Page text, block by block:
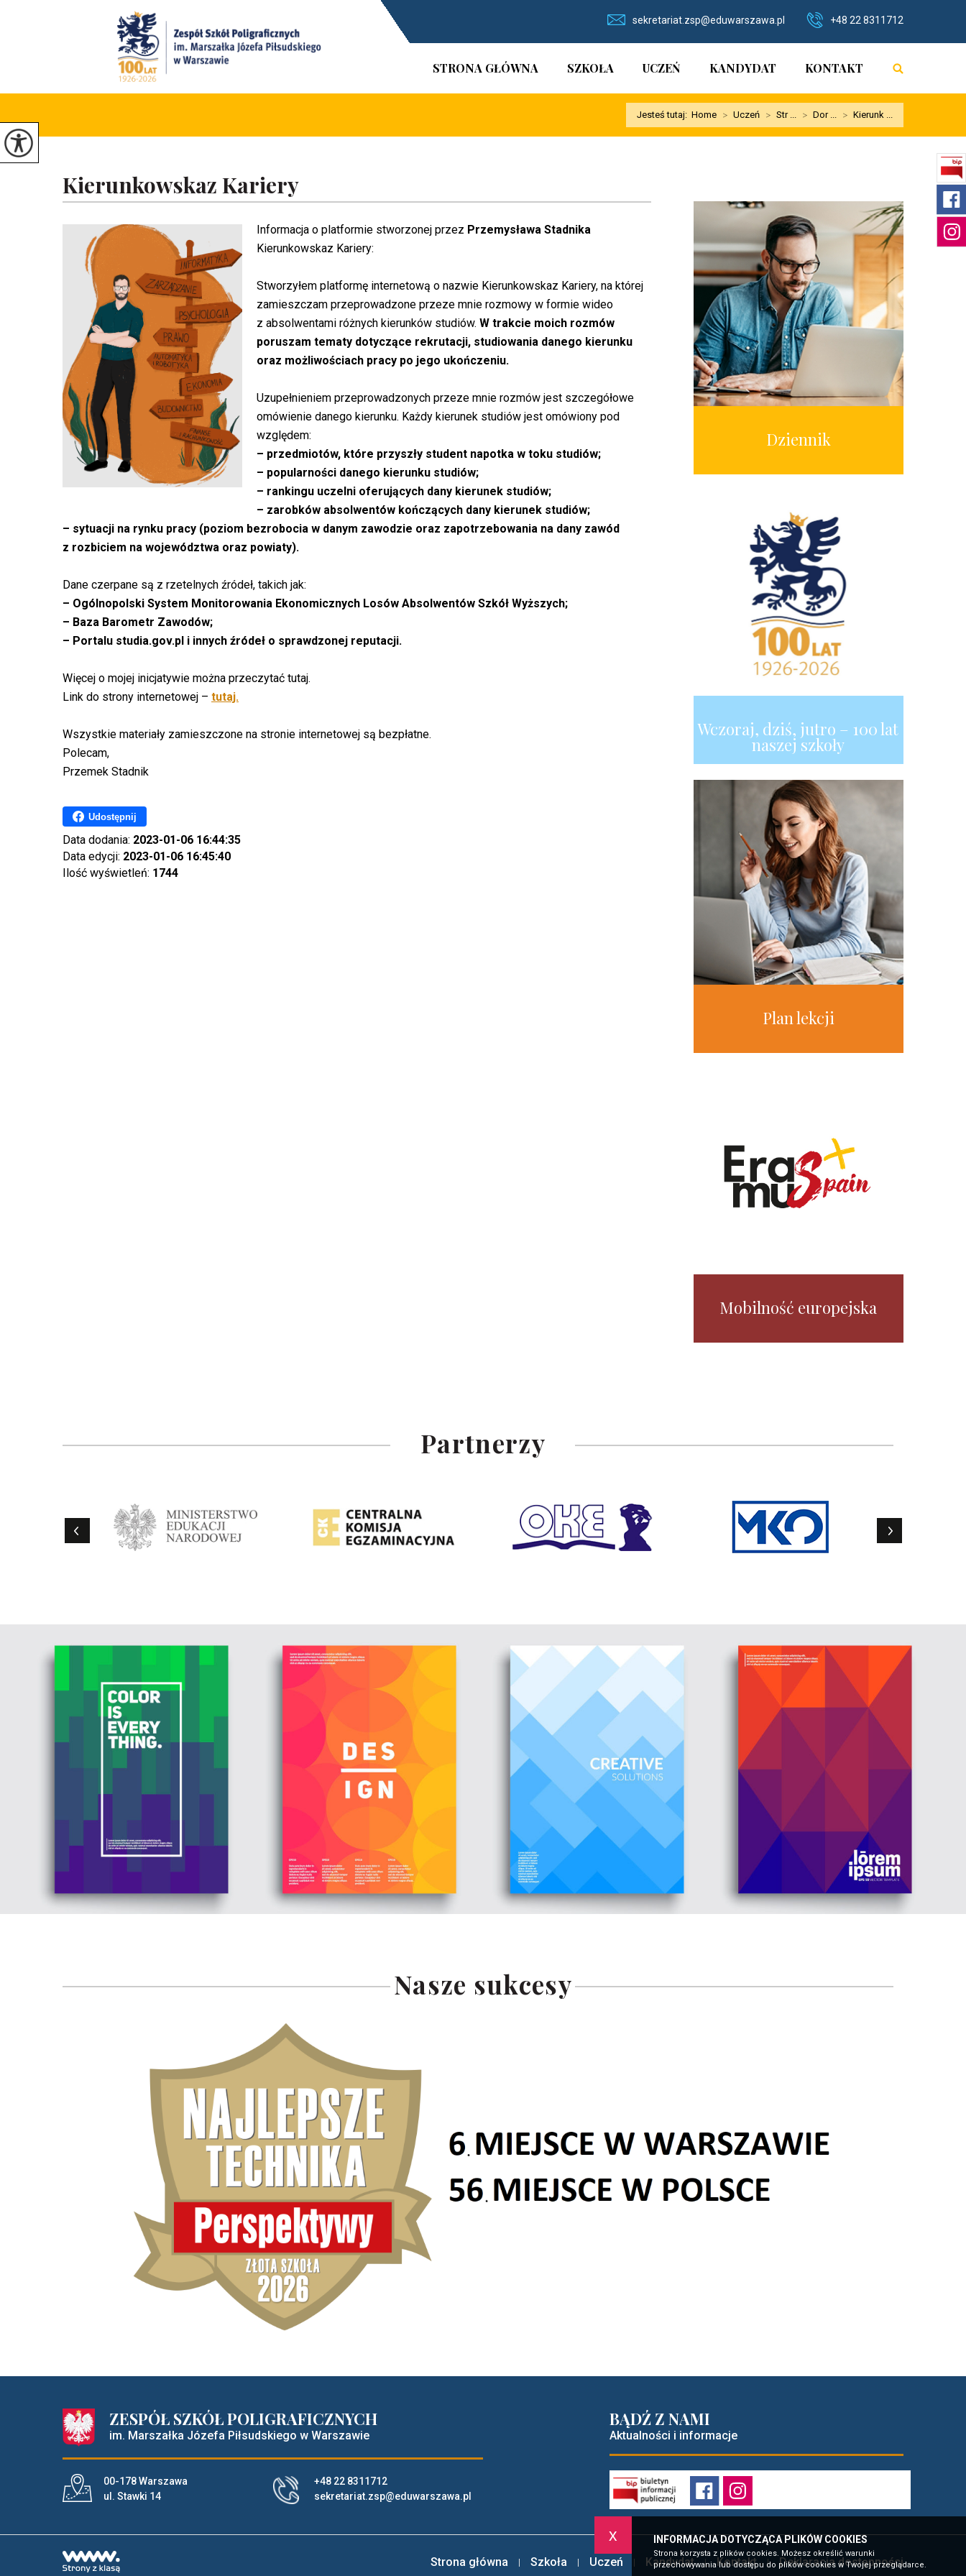
x INFORMACJA DOTYCZĄCA PLIKÓW COOKIES
Strona korzysta z plików cookies. Możesz określić warunki
przechowywania lub dostępu do plików cookies w Twojej przeglądarce.
sekretariat.zsp@eduwarszawa.pl +48 22 8311712
STRONA GŁÓWNA SZKOŁA UCZEŃ KANDYDAT KONTAKT
Jesteś tutaj: Home > Uczeń > Str ... > Dor ... > Kierunk ...
Kierunkowskaz Kariery
Informacja o platformie stworzonej przez Przemysława Stadnika
Kierunkowskaz Kariery:
Stworzyłem platformę internetową o nazwie Kierunkowskaz Kariery, na której
zamieszczam przeprowadzone przeze mnie rozmowy w formie wideo
z absolwentami różnych kierunków studiów. W trakcie moich rozmów
poruszam tematy dotyczące rekrutacji, studiowania danego kierunku
oraz możliwościach pracy po jego ukończeniu.
Uzupełnieniem przeprowadzonych przeze mnie rozmów jest szczegółowe
omówienie danego kierunku. Każdy kierunek studiów jest omówiony pod
względem:
– przedmiotów, które przyszły student napotka w toku studiów;
– popularności danego kierunku studiów;
– rankingu uczelni oferujących dany kierunek studiów;
– zarobków absolwentów kończących dany kierunek studiów;
– sytuacji na rynku pracy (poziom bezrobocia w danym zawodzie oraz zapotrzebowania na dany zawód
z rozbiciem na województwa oraz powiaty).
Dane czerpane są z rzetelnych źródeł, takich jak:
– Ogólnopolski System Monitorowania Ekonomicznych Losów Absolwentów Szkół Wyższych;
– Baza Barometr Zawodów;
– Portalu studia.gov.pl i innych źródeł o sprawdzonej reputacji.
Więcej o mojej inicjatywie można przeczytać tutaj.
Link do strony internetowej – tutaj.
Wszystkie materiały zamieszczone na stronie internetowej są bezpłatne.
Polecam,
Przemek Stadnik
Udostępnij
Data dodania: 2023-01-06 16:44:35
Data edycji: 2023-01-06 16:45:40
Ilość wyświetleń: 1744
Dziennik
Wczoraj, dziś, jutro – 100 lat
naszej szkoły
Plan lekcji
Mobilność europejska
Partnerzy
Nasze sukcesy
ZESPÓŁ SZKÓŁ POLIGRAFICZNYCH
im. Marszałka Józefa Piłsudskiego w Warszawie
Adres pocztowy:
00-178 Warszawa
ul. Stawki 14
+48 22 8311712
sekretariat.zsp@eduwarszawa.pl
BĄDŹ Z NAMI
Aktualności i informacje
Strona główna Szkoła Uczeń Kandydat Kontakt Deklaracja dostępności